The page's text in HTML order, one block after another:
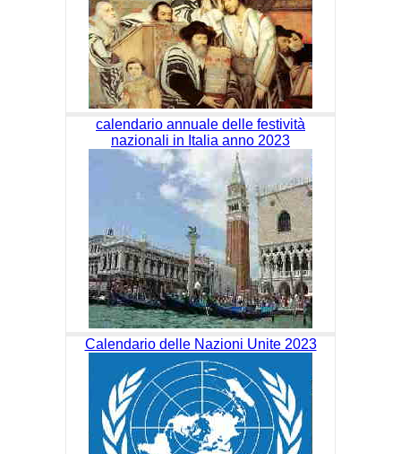
calendario annuale delle festività
nazionali in Italia anno 2023
Calendario delle Nazioni Unite 2023